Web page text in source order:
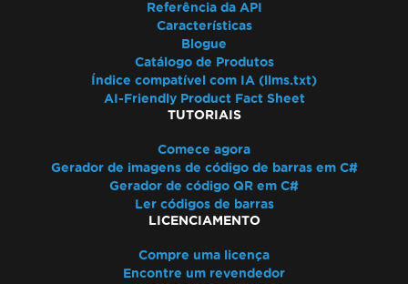
Referência da API
Características
Blogue
Catálogo de Produtos
Índice compatível com IA (llms.txt)
AI-Friendly Product Fact Sheet
TUTORIAIS
Comece agora
Gerador de imagens de código de barras em C#
Gerador de código QR em C#
Ler códigos de barras
LICENCIAMENTO
Compre uma licença
Encontre um revendedor